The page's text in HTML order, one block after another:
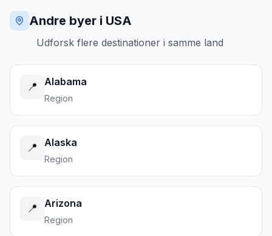
Andre byer i USA
Udforsk flere destinationer i samme land
📍 Alabama
Region
📍 Alaska
Region
📍 Arizona
Region